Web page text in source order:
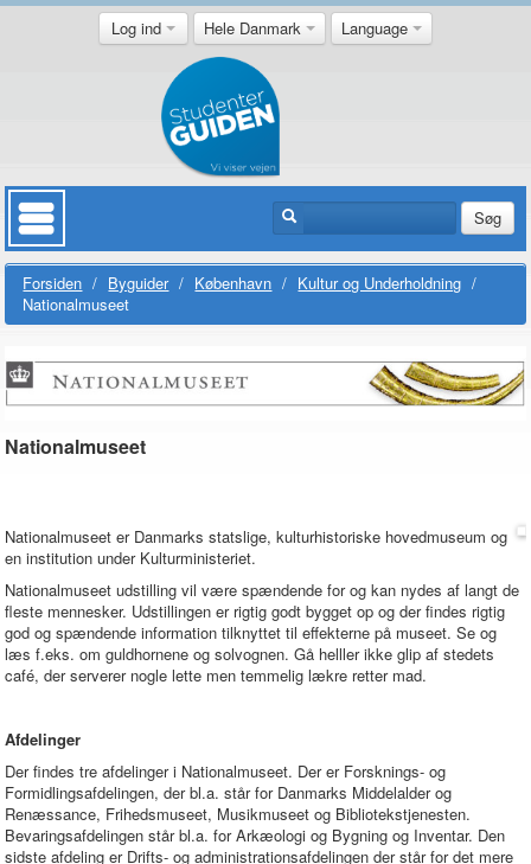
Log ind Hele Danmark Language
Søg
Forsiden / Byguider / København / Kultur og Underholdning /
Nationalmuseet
Nationalmuseet
Nationalmuseet er Danmarks statslige, kulturhistoriske hovedmuseum og
en institution under Kulturministeriet.
Nationalmuseet udstilling vil være spændende for og kan nydes af langt de
fleste mennesker. Udstillingen er rigtig godt bygget op og der findes rigtig
god og spændende information tilknyttet til effekterne på museet. Se og
læs f.eks. om guldhornene og solvognen. Gå helller ikke glip af stedets
café, der serverer nogle lette men temmelig lækre retter mad.
Afdelinger
Der findes tre afdelinger i Nationalmuseet. Der er Forsknings- og
Formidlingsafdelingen, der bl.a. står for Danmarks Middelalder og
Renæssance, Frihedsmuseet, Musikmuseet og Bibliotekstjenesten.
Bevaringsafdelingen står bl.a. for Arkæologi og Bygning og Inventar. Den
sidste afdeling er Drifts- og administrationsafdelingen der står for det mere